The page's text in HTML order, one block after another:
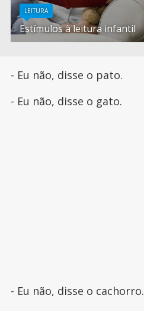
LEITURA
Estímulos à leitura infantil
- Eu não, disse o pato.
- Eu não, disse o gato.
- Eu não, disse o cachorro.